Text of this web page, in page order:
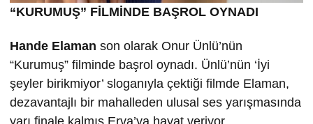
“KURUMUŞ” FİLMİNDE BAŞROL OYNADI
Hande Elaman son olarak Onur Ünlü’nün
“Kurumuş” filminde başrol oynadı. Ünlü’nün ‘İyi
şeyler birikmiyor’ sloganıyla çektiği filmde Elaman,
dezavantajlı bir mahalleden ulusal ses yarışmasında
yarı finale kalmış Erva’ya hayat veriyor.